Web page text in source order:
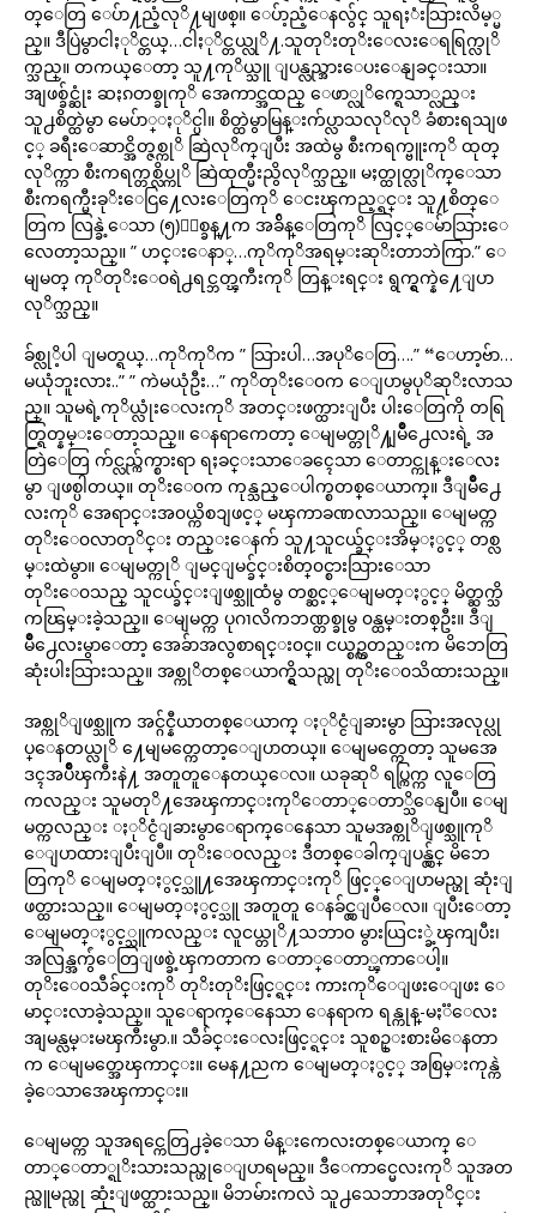
တ္ေတြ ေပ်ာ႔ညံ့လုိ႔မျဖစ္။ ေပ်ာ့ညံ့ေနလ်ွင္ သူရႈံးသြားလိမ့္မ
ည္။ ဒီပြဲမွာငါႏုိင္တယ္…ငါႏုိင္တယ္လုိ႔.သူတုိးတုိးေလးေရရြက္လုိ
က္သည္။ တကယ္ေတာ့ သူ႔ကုိယ္သူ ျပန္လည္အားေပးေနျခင္းသာ။
အျဖစ္ခ်င္ဆုံး ဆႏၵတစ္ခုကုိ အေကာင္အထည္ ေဖာ္လုိက္ရေသာ္လည္း
သူ႕စိတ္ထဲမွာ မေပ်ာ္ႏုိင္ပါ။ စိတ္ထဲမွာမြန္းက်ပ္လာသလုိလုိ ခံစားရသျဖ
င့္ ခရီးေဆာင္အိတ္ဇစ္ကုိ ဆြဲလုိက္ျပီး အထဲမွ စီးကရက္ဗူးကုိ ထုတ္
လုိက္ကာ စီးကရက္တစ္လိပ္ကုိ ဆြဲထုတ္မီးညွိလုိက္သည္။ မႈတ္ထုတ္လုိက္ေသာ
စီးကရက္မီးခုိးေငြ႔ေလးေတြကုိ ေငးၾကည့္ရင္း သူ႔စိတ္ေ
တြက လြန္ခဲ့ေသာ (၅)ႏွစ္ခန္႔က အခ်ိန္ေတြကုိ လြင့္ေမ်ာသြားေ
လေတာ့သည္။ ” ဟင္းေနာ္…ကုိကုိအရမ္းဆုိးတာဘဲကြာ.” ေ
မျမတ္ ကုိတုိးေ၀ရဲ႕ရင္ဘတ္ၾကီးကုိ တြန္းရင္း ရွက္ရွက္နဲ႔ေျပာ
လုိက္သည္။
ခ်စ္လုိ့ပါ ျမတ္ရယ္…ကုိကုိက ” သြားပါ…အပုိေတြ….” “ေဟာ့ဗ်ာ…
မယုံဘူးလား..” ” ကဲမယုံဦး…” ကုိတုိးေ၀က ေျပာမွပုိဆုိးလာသ
ည္။ သူမရဲ့ကုိယ္လုံးေလးကုိ အတင္းဖက္ထားျပီး ပါးေတြကို တရြ
တ္ရြတ္နမ္းေတာ့သည္။ ေနရာကေတာ့ ေမျမတ္တုိ႔ျမိဳ႕ေလးရဲ့ အ
တြဲေတြ က်င္လည္က်က္စားရာ ရႈခင္းသာေခၚေသာ ေတာင္ကုန္းေလး
မွာ ျဖစ္ပါတယ္။ တုိးေ၀က ကုန္သည္ေပါက္စတစ္ေယာက္။ ဒီျမိဳ႕ေ
လးကုိ အေရာင္းအ၀ယ္ကိစၥျဖင့္ မၾကာခဏလာသည္။ ေမျမတ္က
တုိးေ၀လာတုိင္း တည္းေနက် သူ႔သူငယ္ခ်င္းအိမ္ႏွင့္ တစ္လ
မ္းထဲမွာ။ ေမျမတ္ကုိ ျမင္ျမင္ခ်င္းစိတ္၀င္စားသြားေသာ
တုိးေ၀သည္ သူငယ္ခ်င္းျဖစ္သူထံမွ တစ္ဆင့္ေမျမတ္ႏွင့္ မိတ္ဆက္သိ
ကၽြမ္းခဲ့သည္။ ေမျမတ္က ပုဂၢလိကဘဏ္တစ္ခုမွ ၀န္ထမ္းတစ္ဦး။ ဒီျ
မိဳ႕ေလးမွာေတာ့ အေခ်ာအလွစာရင္း၀င္။ ငယ္စဥ္ကတည္းက မိဘေတြ
ဆုံးပါးသြားသည္။ အစ္ကုိတစ္ေယာက္ရွိသည္ဟု တုိးေ၀သိထားသည္။
အစ္ကုိျဖစ္သူက အင္ဂ်င္နီယာတစ္ေယာက္ ႏုိင္ငံျခားမွာ သြားအလုပ္လု
ပ္ေနတယ္လုိ ႔ေမျမတ္ကေတာ့ေျပာတယ္။ ေမျမတ္ကေတာ့ သူမအေ
ဒၚအပ်ဳိၾကီးနဲ႔ အတူတူေနတယ္ေလ။ ယခုဆုိ ရပ္ကြက္က လူေတြ
ကလည္း သူမတုိ႔အေၾကာင္းကုိေတာ္ေတာ္သိေနျပီ။ ေမျ
မတ္ကလည္း ႏုိင္ငံျခားမွာေရာက္ေနေသာ သူမအစ္ကုိျဖစ္သူကုိ
ေျပာထားျပီးျပီ။ တုိးေ၀လည္း ဒီတစ္ေခါက္ျပန္လွ်င္ မိဘေ
တြကုိ ေမျမတ္ႏွင့္သူ႔အေၾကာင္းကုိ ဖြင့္ေျပာမည္ဟု ဆုံးျ
ဖတ္ထားသည္။ ေမျမတ္ႏွင့္သူ အတူတူ ေနခ်င္လွျပီေလ။ ျပီးေတာ့
ေမျမတ္ႏွင့္သူကလည္း လူငယ္တုိ႔သဘာ၀ မွားယြငး္ခဲ့ၾကျပီး၊
အလြန္အကွ်ံေတြျဖစ္ခဲ့ၾကတာက ေတာ္ေတာ္ၾကာေပါ့။
တုိးေ၀သီခ်င္းကုိ တုိးတုိးဖြင့္ရင္း ကားကုိေျဖးေျဖး ေ
မာင္းလာခဲ့သည္။ သူေရာက္ေနေသာ ေနရာက ရန္ကုန္-မႏၱေလး
အျမန္လမ္းမၾကီးမွာ.။ သီခ်င္းေလးဖြင့္ရင္း သူစဥ္းစားမိေနတာ
က ေမျမတ္အေၾကာင္း။ မေန႔ညက ေမျမတ္ႏွင့္ အစြမ္းကုန္ကဲ
ခဲ့ေသာအေၾကာင္း။
ေမျမတ္က သူအရင္ကေတြ႕ခဲ့ေသာ မိန္းကေလးတစ္ေယာက္ ေ
တာ္ေတာ္ရုိးသားသည္ဟုေျပာရမည္။ ဒီေကာင္မေလးကုိ သူအတ
ည္ယူမည္ဟု ဆုံးျဖတ္ထားသည္။ မိဘမ်ားကလဲ သူ႕သေဘာအတုိင္း